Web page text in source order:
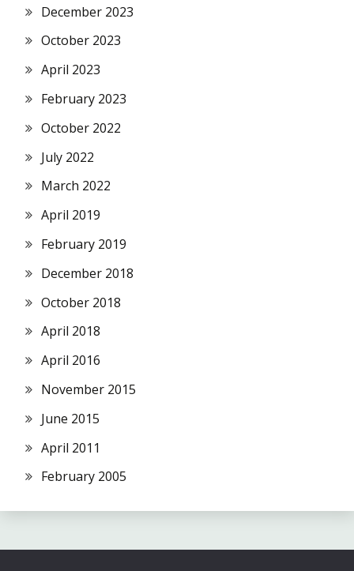
December 2023
October 2023
April 2023
February 2023
October 2022
July 2022
March 2022
April 2019
February 2019
December 2018
October 2018
April 2018
April 2016
November 2015
June 2015
April 2011
February 2005